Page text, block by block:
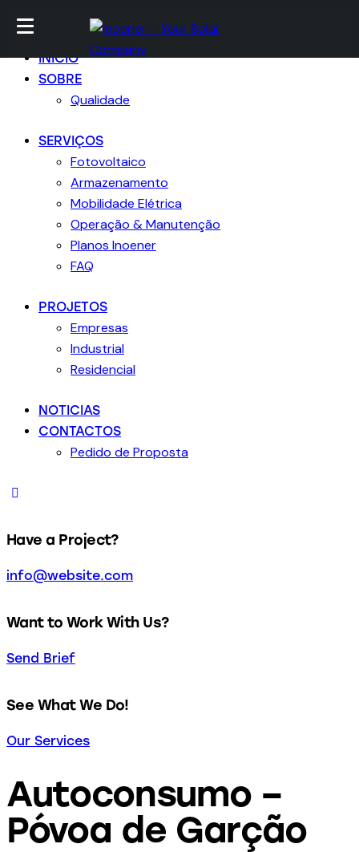
Ir para conteúdo
Fechar
INICIO
SOBRE
Qualidade
SERVIÇOS
Fotovoltaico
Armazenamento
Mobilidade Elétrica
Operação & Manutenção
Planos Inoener
FAQ
PROJETOS
Empresas
Industrial
Residencial
NOTICIAS
CONTACTOS
Pedido de Proposta
Have a Project?
info@website.com
Want to Work With Us?
Send Brief
See What We Do!
Our Services
Autoconsumo –
Póvoa de Garção